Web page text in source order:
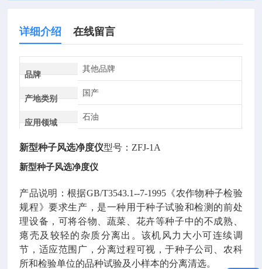
详细介绍 在线留言
品牌
其他品牌
产地类别
国产
应用领域
石油
新型种子风选净度仪型号：ZFJ-1A
新型种子风选净度仪
产品说明：根据GB/T3543.1--7-1995《农作物种子检验
规程》要求生产，是一种用于种子试验和检测的前处
理设备，可将谷物、蔬菜、花卉等种子中的不成熟、
瘪壳及较轻的杂质分离出。该机风力大小可连续调
节，适应范围广，分离过程可视，于种子公司、农科
所和检验单位的品种试验及小样本的分离清选。